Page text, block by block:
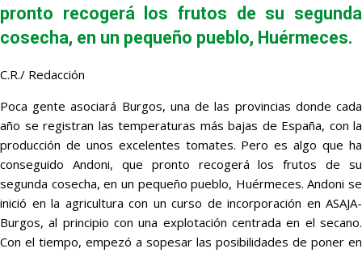
pronto recogerá los frutos de su segunda
cosecha, en un pequeño pueblo, Huérmeces.
C.R./ Redacción
Poca gente asociará Burgos, una de las provincias donde cada
año se registran las temperaturas más bajas de España, con la
producción de unos excelentes tomates. Pero es algo que ha
conseguido Andoni, que pronto recogerá los frutos de su
segunda cosecha, en un pequeño pueblo, Huérmeces. Andoni se
inició en la agricultura con un curso de incorporación en ASAJA-
Burgos, al principio con una explotación centrada en el secano.
Con el tiempo, empezó a sopesar las posibilidades de poner en